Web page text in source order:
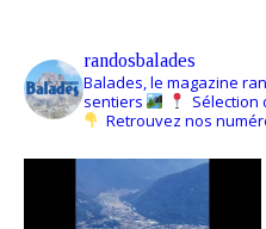
randosbalades
Balades, le magazine
sentiers
Sélection
Retrouvez nos